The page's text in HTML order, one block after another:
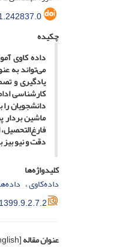
چکیده
داده کاوی
می‌تواند به
یادگیری و
کارشناسی
دانشجویان
دقت و نیو بیز با 61.09% کمترین دقت پیش‌بینی را
کلیدواژه‌ها
داده‌کاوی
عنوان مقاله[English]